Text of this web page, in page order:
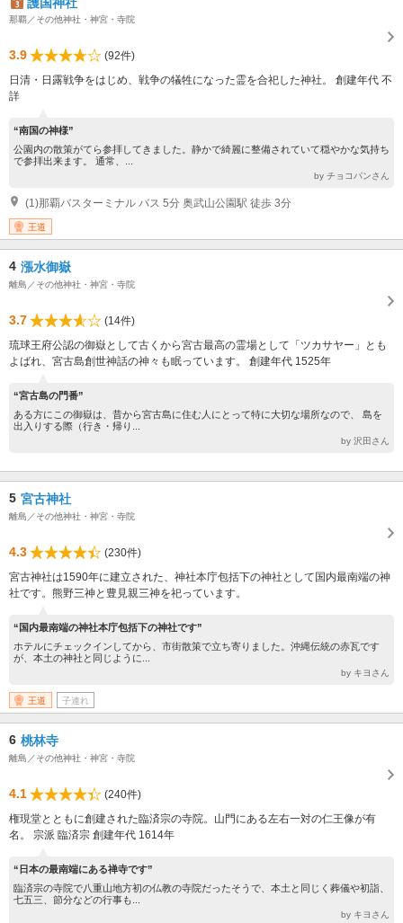
那覇／その他神社・神宮・寺院
3.9
(92件)
日清・日露戦争をはじめ、戦争の犠牲になった霊を合祀した神社。 創建年代 不
詳
“南国の神様”
公園内の散策がてら参拝してきました。静かで綺麗に整備されていて穏やかな気持ち
で参拝出来ます。 通常、...
by チョコパンさん
(1)那覇バスターミナル バス 5分 奥武山公園駅 徒歩 3分
王道
4 漲水御嶽
離島／その他神社・神宮・寺院
3.7
(14件)
琉球王府公認の御嶽として古くから宮古最高の霊場として「ツカサヤー」とも
よばれ、宮古島創世神話の神々も眠っています。 創建年代 1525年
“宮古島の門番”
ある方にこの御嶽は、昔から宮古島に住む人にとって特に大切な場所なので、 島を
出入りする際（行き・帰り...
by 沢田さん
5 宮古神社
離島／その他神社・神宮・寺院
4.3
(230件)
宮古神社は1590年に建立された、神社本庁包括下の神社として国内最南端の神
社です。熊野三神と豊見親三神を祀っています。
“国内最南端の神社本庁包括下の神社です”
ホテルにチェックインしてから、市街散策で立ち寄りました。沖縄伝統の赤瓦です
が、本土の神社と同じように...
by キヨさん
王道 子連れ
6 桃林寺
離島／その他神社・神宮・寺院
4.1
(240件)
権現堂とともに創建された臨済宗の寺院。山門にある左右一対の仁王像が有
名。 宗派 臨済宗 創建年代 1614年
“日本の最南端にある禅寺です”
臨済宗の寺院で八重山地方初の仏教の寺院だったそうで、本土と同じく葬儀や初詣、
七五三、節分などの行事も...
by キヨさん